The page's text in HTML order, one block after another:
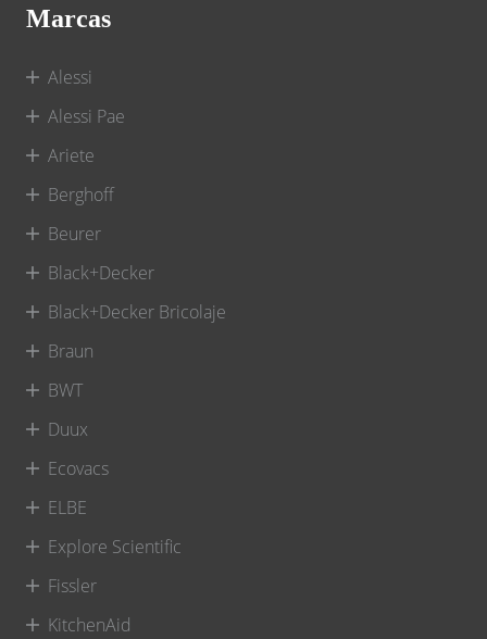
Marcas
Alessi
Alessi Pae
Ariete
Berghoff
Beurer
Black+Decker
Black+Decker Bricolaje
Braun
BWT
Duux
Ecovacs
ELBE
Explore Scientific
Fissler
KitchenAid